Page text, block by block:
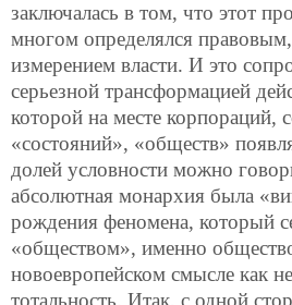
заключалась в том, что этот
многом определялся
измерением власти. И это
серьезной трансформацией
которой на месте корпораций,
«состояний», «обществ»
долей условности можно
абсолютная монархия была
рождения феномена, который
«обществом», именно
новоевропейском смысле как